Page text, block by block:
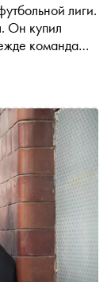
лиги.
Он купил
команда
бизнеса и
— хозяева